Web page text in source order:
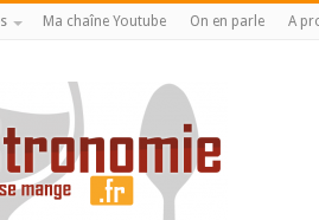
Ma chaîne Youtube On en parle A